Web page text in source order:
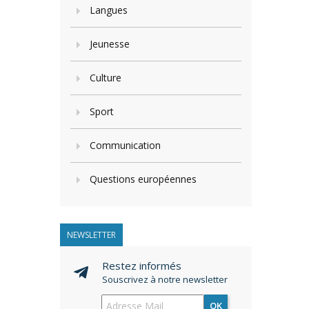
Langues
Jeunesse
Culture
Sport
Communication
Questions européennes
NEWSLETTER
Restez informés
Souscrivez à notre newsletter
OK